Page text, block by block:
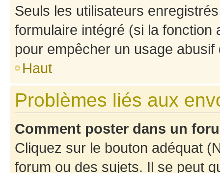
Seuls les utilisateurs
formulaire intégré (si la fonction
pour empêcher un usage
Haut
Problèmes liés aux
Comment poster dans un
Cliquez sur le bouton adéquat
forum ou des sujets. Il se peut